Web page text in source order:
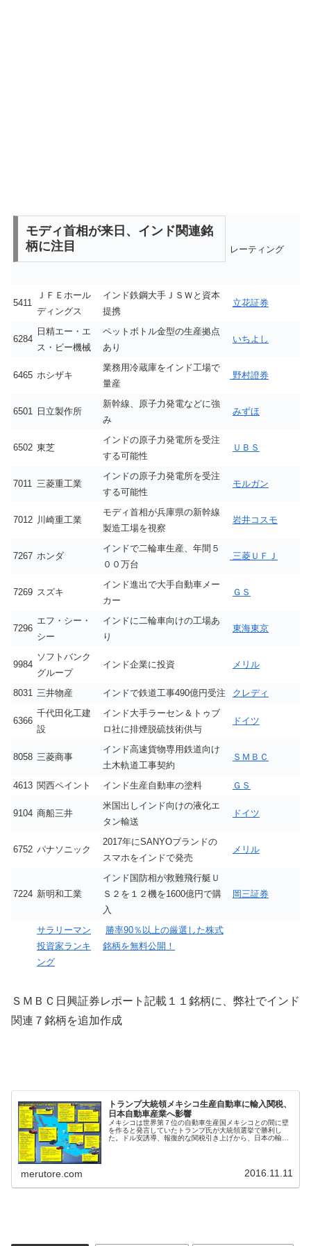
モディ首相が来日、インド関連銘
柄に注目
レーティング
5411
ＪＦＥホール
ディングス
インド鉄鋼大手ＪＳＷと資本
提携
立花証券
6284
日精エー・エ
ス・ビー機械
ペットボトル金型の生産拠点
あり
いちよし
6465 ホシザキ
業務用冷蔵庫をインド工場で
量産
野村證券
6501 日立製作所
新幹線、原子力発電などに強
み
みずほ
6502 東芝
インドの原子力発電所を受注
する可能性
ＵＢＳ
7011 三菱重工業
インドの原子力発電所を受注
する可能性
モルガン
7012 川崎重工業
モディ首相が兵庫県の新幹線
製造工場を視察
岩井コスモ
7267 ホンダ
インドで二輪車生産、年間５
００万台
三菱ＵＦＪ
7269 スズキ
インド進出で大手自動車メー
カー
ＧＳ
7296
エフ・シー・
シー
インドに二輪車向けの工場あ
り
東海東京
9984
ソフトバンク
グループ
インド企業に投資 メリル
8031 三井物産 インドで鉄道工事490億円受注 クレディ
6366
千代田化工建
設
インド大手ラーセン＆トゥブ
ロ社に排煙脱硫技術供与
ドイツ
8058 三菱商事
インド高速貨物専用鉄道向け
土木軌道工事契約
ＳＭＢＣ
4613 関西ペイント インド生産自動車の塗料 ＧＳ
9104 商船三井
米国出しインド向けの液化エ
タン輸送
ドイツ
6752 パナソニック
2017年にSANYOブランドの
スマホをインドで発売
メリル
7224 新明和工業
インド国防相が救難飛行艇Ｕ
Ｓ２を１２機を1600億円で購
入
岡三証券
サラリーマン
投資家ランキ
ング
勝率90％以上の厳選した株式
銘柄を無料公開！
ＳＭＢＣ日興証券レポート記載１１銘柄に、弊社でインド
関連７銘柄を追加作成
トランプ大統領メキシコ生産自動車に輸入関税、
日本自動車産業へ影響
メキシコは世界第７位の自動車生産国メキシコとの間に壁
を作ると発言していたトランプ氏が大統領選挙で勝利し
た。ドル安誘導、報復的な関税引き上げから、日本の輸出
merutore.com 2016.11.11